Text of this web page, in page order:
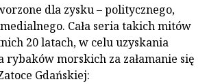
dla zysku – politycznego,
Cała seria takich mitów
20 latach, w celu uzyskania
rybaków morskich za załamanie się
Gdańskiej: